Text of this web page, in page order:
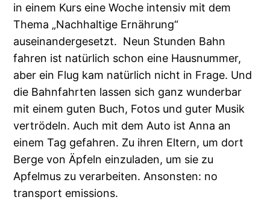
in einem Kurs eine Woche intensiv mit dem
Thema „Nachhaltige Ernährung“
auseinandergesetzt. Neun Stunden Bahn
fahren ist natürlich schon eine Hausnummer,
aber ein Flug kam natürlich nicht in Frage. Und
die Bahnfahrten lassen sich ganz wunderbar
mit einem guten Buch, Fotos und guter Musik
vertrödeln. Auch mit dem Auto ist Anna an
einem Tag gefahren. Zu ihren Eltern, um dort
Berge von Äpfeln einzuladen, um sie zu
Apfelmus zu verarbeiten. Ansonsten: no
transport emissions.